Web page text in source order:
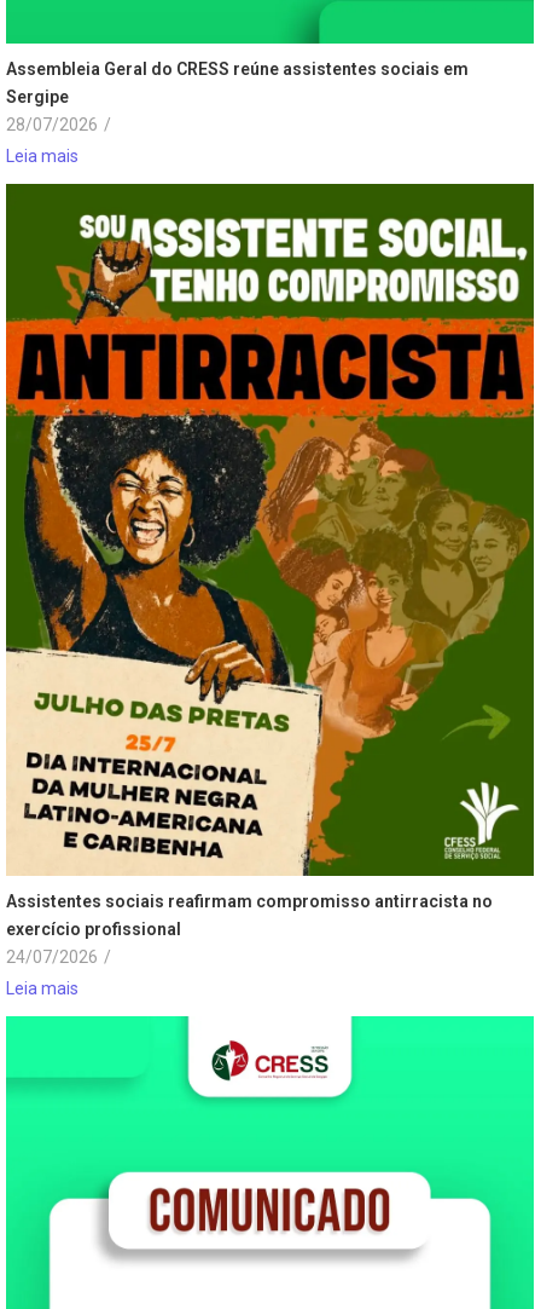
Assembleia Geral do CRESS reúne assistentes sociais em
Sergipe
28/07/2026 /
Leia mais
Assistentes sociais reafirmam compromisso antirracista no
exercício profissional
24/07/2026 /
Leia mais